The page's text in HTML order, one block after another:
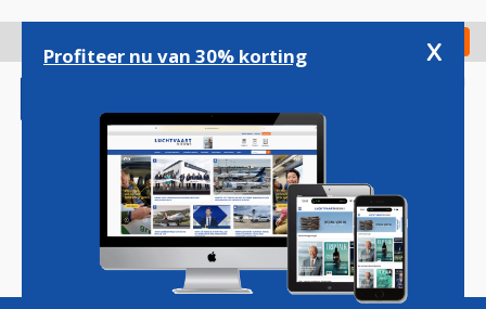
gaan
Check in
Magazine Podcasts Vacatures
Profiteer nu van 30% korting x